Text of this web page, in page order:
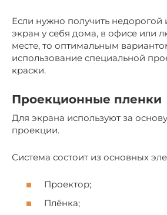
Если нужно получить недорогой
экран у себя дома, в офисе или
месте, то оптимальным
использование специальной
краски.
Проекционные пленки
Для экрана используют за
проекции.
Система состоит из основных
Проектор;
Плёнка;